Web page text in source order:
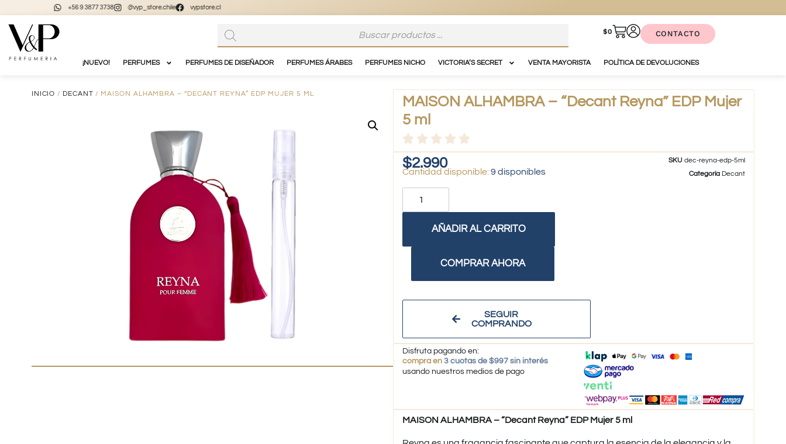
+56 9 3877 3738 @vyp_store.chile vypstore.cl
$0 CONTACTO
¡NUEVO! PERFUMES PERFUMES DE DISEÑADOR PERFUMES ÁRABES PERFUMES NICHO VICTORIA’S SECRET VENTA MAYORISTA POLÍTICA DE DEVOLUCIONES
INICIO / DECANT / MAISON ALHAMBRA – “DECANT REYNA” EDP MUJER 5 ML
MAISON ALHAMBRA – “Decant Reyna” EDP Mujer
5 ml
$2.990
9 disponibles
AÑADIR AL CARRITO
COMPRAR AHORA
SEGUIR
COMPRANDO
SKUdec-reyna-edp-5ml
Categoría Decant
Disfruta pagando en:
compra en 3 cuotas de $997 sin interés
usando nuestros medios de pago
MAISON ALHAMBRA – “Decant Reyna” EDP Mujer 5 ml